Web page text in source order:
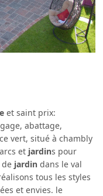
et saint prix:
abattage,
vert, situé à chambly
et jardins pour
jardin dans le val
tous les styles
et envies. le